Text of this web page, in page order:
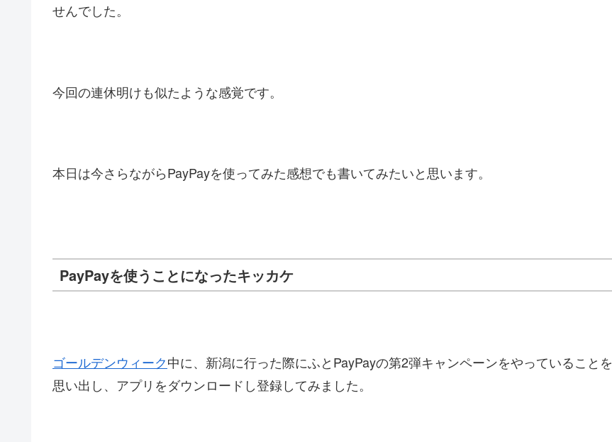
せんでした。
今回の連休明けも似たような感覚です。
本日は今さらながらPayPayを使ってみた感想でも書いてみたいと思います。
PayPayを使うことになったキッカケ
ゴールデンウィーク中に、新潟に行った際にふとPayPayの第2弾キャンペーンをやっていることを
思い出し、アプリをダウンロードし登録してみました。